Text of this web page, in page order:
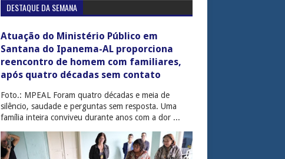
DESTAQUE DA SEMANA
Atuação do Ministério Público em
Santana do Ipanema-AL proporciona
reencontro de homem com familiares,
após quatro décadas sem contato
Foto.: MPEAL Foram quatro décadas e meia de
silêncio, saudade e perguntas sem resposta. Uma
família inteira conviveu durante anos com a dor ...